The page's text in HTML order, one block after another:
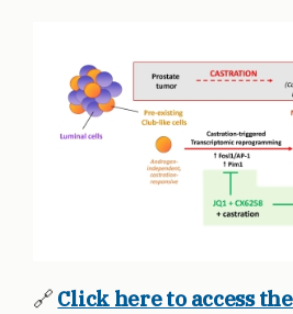
🔗 Click here to access